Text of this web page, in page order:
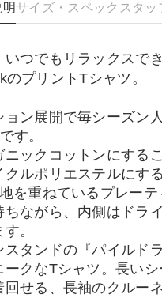
サイズ・スペック スタッ
つでもリラックスで
プリントTシャツ。
ョン展開で毎シーズン
す。
ックコットンにする
クルポリエステルにす
を重ねているプレーテ
ちながら、内側はドラ
。
スタンドの『パイルド
ークなTシャツ。長い
回せる、長袖のクルー